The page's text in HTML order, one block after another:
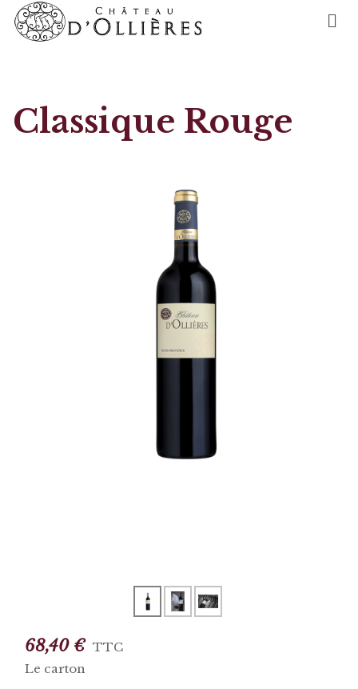
Classique Rouge
68,40 € TTC
Le carton